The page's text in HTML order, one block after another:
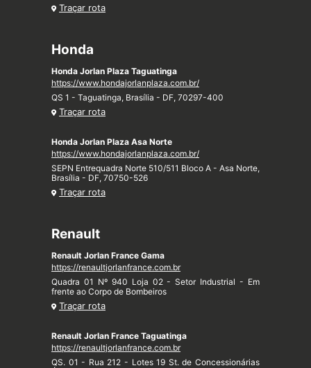
Traçar rota
Honda
Honda Jorlan Plaza Taguatinga
https://www.hondajorlanplaza.com.br/
QS 1 - Taguatinga, Brasília - DF, 70297-400
Traçar rota
Honda Jorlan Plaza Asa Norte
https://www.hondajorlanplaza.com.br/
SEPN Entrequadra Norte 510/511 Bloco A - Asa Norte,
Brasília - DF, 70750-526
Traçar rota
Renault
Renault Jorlan France Gama
https://renaultjorlanfrance.com.br
Quadra 01 Nº 940 Loja 02 - Setor Industrial - Em
frente ao Corpo de Bombeiros
Traçar rota
Renault Jorlan France Taguatinga
https://renaultjorlanfrance.com.br
QS. 01 - Rua 212 - Lotes 19 St. de Concessionárias